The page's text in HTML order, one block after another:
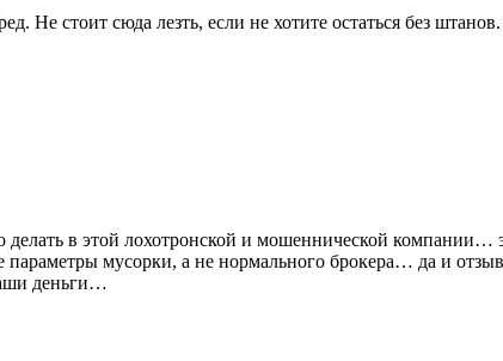
Не стоит сюда лезть, если не хотите остаться без штанов.
делать в этой лохотронской и мошеннической
мусорки, а не нормального брокера… да и
деньги…